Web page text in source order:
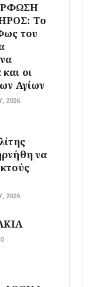
Το
του
οι
Αγίων
2026
να
2026